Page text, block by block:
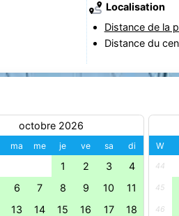
Localisation
Distance de la
Distance du
octobre 2026
ma me je ve sa di
1 2 3 4
6 7 8 9 10 11
13 14 15 16 17 18
W
44
45
46